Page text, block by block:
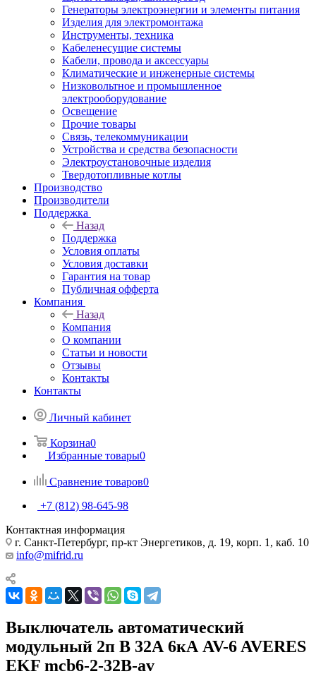
Генераторы электроэнергии и элементы питания
Изделия для электромонтажа
Инструменты, техника
Кабеленесущие системы
Кабели, провода и аксессуары
Климатические и инженерные системы
Низковольтное и промышленное
электрооборудование
Освещение
Прочие товары
Связь, телекоммуникации
Устройства и средства безопасности
Электроустановочные изделия
Твердотопливные котлы
Производство
Производители
Поддержка
Назад
Поддержка
Условия оплаты
Условия доставки
Гарантия на товар
Публичная офферта
Компания
Назад
Компания
О компании
Статьи и новости
Отзывы
Контакты
Контакты
Личный кабинет
Корзина0
Избранные товары0
Сравнение товаров0
+7 (812) 98-645-98
Контактная информация
г. Санкт-Петербург, пр-кт Энергетиков, д. 19, корп. 1, каб. 10
info@mifrid.ru
Выключатель автоматический
модульный 2п B 32А 6кА AV-6 AVERES
EKF mcb6-2-32B-av